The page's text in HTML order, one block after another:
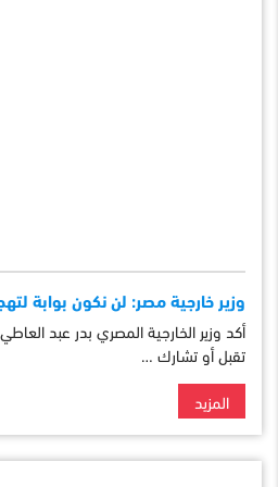
وزير خارجية مصر: لن نكون بوابة
أكد وزير الخارجية المصري بدر عبد
تقبل أو تشارك …
المزيد